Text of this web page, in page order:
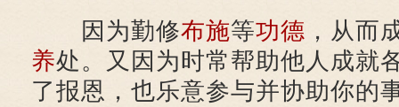
因为勤修布施等功德 ，从而
养处。又因为时常帮助他人成就
了报恩，也乐意参与并协助你的